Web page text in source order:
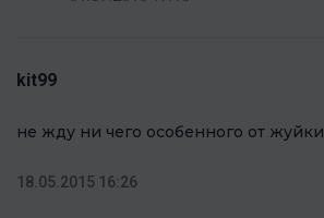
kit99
не жду ни чего особенного от жуйки
18.05.2015 16:26